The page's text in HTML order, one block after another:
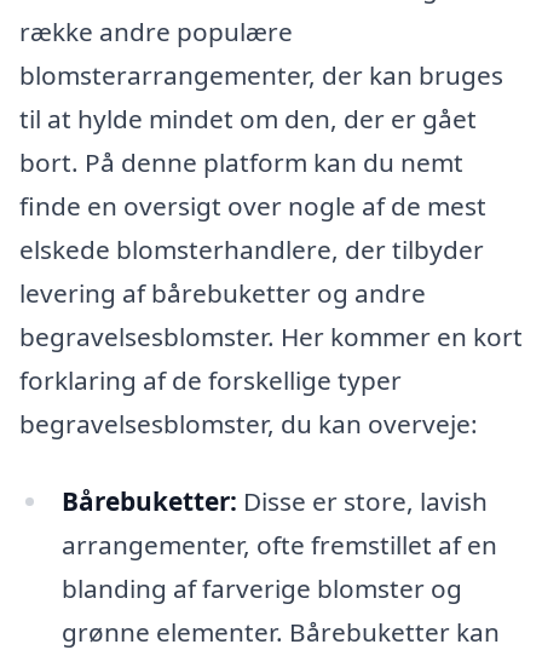
række andre populære
blomsterarrangementer, der kan bruges
til at hylde mindet om den, der er gået
bort. På denne platform kan du nemt
finde en oversigt over nogle af de mest
elskede blomsterhandlere, der tilbyder
levering af bårebuketter og andre
begravelsesblomster. Her kommer en kort
forklaring af de forskellige typer
begravelsesblomster, du kan overveje:
Bårebuketter: Disse er store, lavish
arrangementer, ofte fremstillet af en
blanding af farverige blomster og
grønne elementer. Bårebuketter kan